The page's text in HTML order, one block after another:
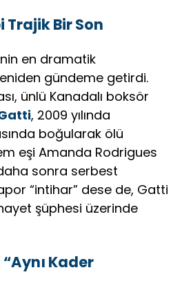
Trajik Bir Son
en dramatik
gündeme getirdi.
ünlü Kanadalı boksör
, 2009 yılında
boğularak ölü
eşi Amanda Rodrigues
sonra serbest
“intihar” dese de, Gatti
şüphesi üzerinde
Kader